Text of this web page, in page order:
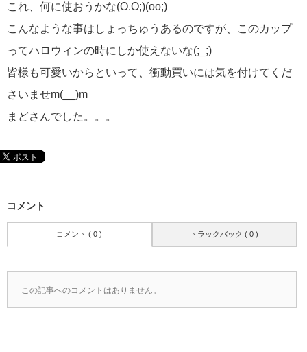
これ、何に使おうかな(O.O;)(oo;)
こんなような事はしょっちゅうあるのですが、このカップ
ってハロウィンの時にしか使えないな(;_;)
皆様も可愛いからといって、衝動買いには気を付けてくだ
さいませm(__)m
まどさんでした。。。
コメント
コメント ( 0 ) トラックバック ( 0 )
この記事へのコメントはありません。